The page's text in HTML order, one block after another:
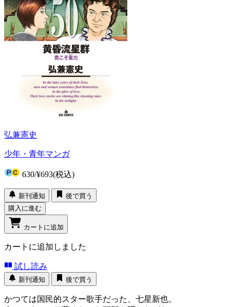
弘兼憲史
少年・青年マンガ
630/¥693(税込)
新刊通知
後で買う
購入に進む
カートに追加
カートに追加しました
試し読み
新刊通知 後で買う
かつては国民的スター歌手だった、七星新也。